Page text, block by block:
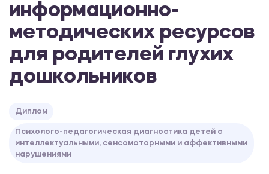
информационно-
методических ресурсов
для родителей глухих
дошкольников
Диплом
Психолого-педагогическая диагностика детей с
интеллектуальными, сенсомоторными и аффективными
нарушениями